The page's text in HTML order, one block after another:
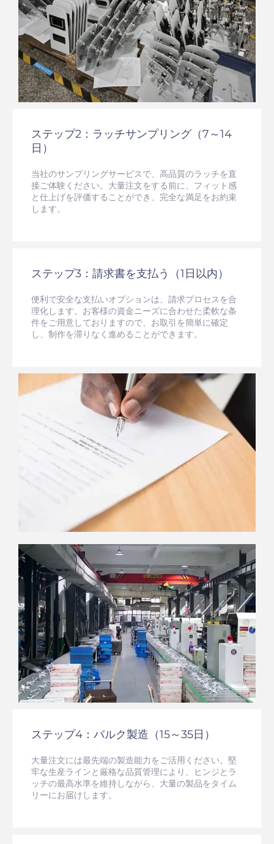
ステップ2：ラッチサンプリング（7～14
日）
当社のサンプリングサービスで、高品質のラッチを直
接ご体験ください。大量注文をする前に、フィット感
と仕上げを評価することができ、完全な満足をお約束
します。
ステップ3：請求書を支払う（1日以内）
便利で安全な支払いオプションは、請求プロセスを合
理化します。お客様の資金ニーズに合わせた柔軟な条
件をご用意しておりますので、お取引を簡単に確定
し、制作を滞りなく進めることができます。
ステップ4：バルク製造（15～35日）
大量注文には最先端の製造能力をご活用ください。堅
牢な生産ラインと厳格な品質管理により、ヒンジとラ
ッチの最高水準を維持しながら、大量の製品をタイム
リーにお届けします。